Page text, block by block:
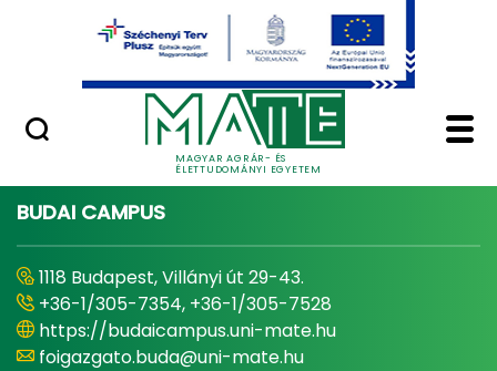
Ugrás a fő tartalomhoz
MAGYAR AGRÁR- ÉS
ÉLETTUDOMÁNYI EGYETEM
Minőségügy
Home - Magyar
BUDAI CAMPUS
1118 Budapest, Villányi út 29-43.
+36-1/305-7354, +36-1/305-7528
https://budaicampus.uni-mate.hu
foigazgato.buda@uni-mate.hu